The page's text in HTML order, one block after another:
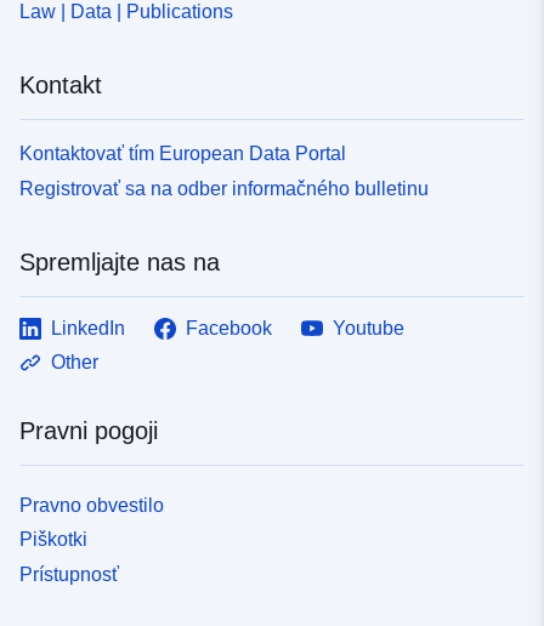
uriRef:
Law | Data | Publications
Kontakt
Kontaktovať tím European Data Portal
Registrovať sa na odber informačného bulletinu
Spremljajte nas na
LinkedIn Facebook
Youtube
Other
Pravni pogoji
Pravno obvestilo
Piškotki
Prístupnosť